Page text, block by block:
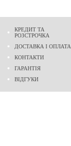
КРЕДИТ ТА
РОЗСТРОЧКА
ДОСТАВКА І ОПЛАТА
КОНТАКТИ
ГАРАНТІЯ
ВІДГУКИ